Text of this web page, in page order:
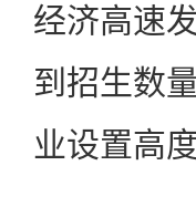
经济高速
到招生数
业设置高